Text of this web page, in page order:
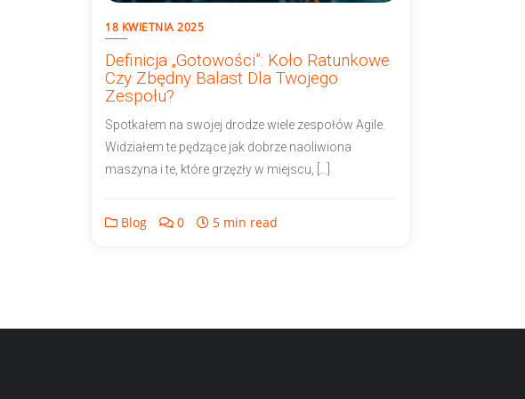
18 KWIETNIA 2025
Definicja „Gotowości”: Koło Ratunkowe
Czy Zbędny Balast Dla Twojego
Zespołu?
Spotkałem na swojej drodze wiele zespołów Agile.
Widziałem te pędzące jak dobrze naoliwiona
maszyna i te, które grzęzły w miejscu, […]
Blog 0 5 min read